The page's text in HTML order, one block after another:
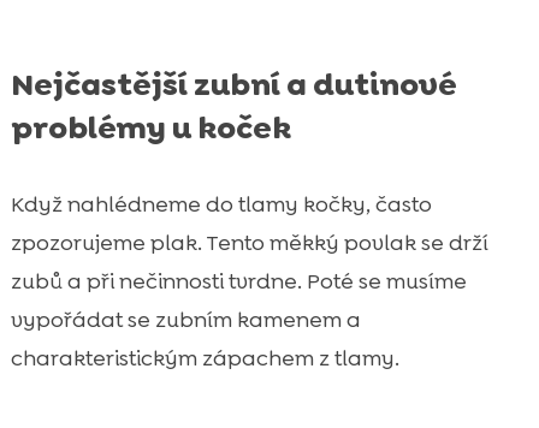
Nejčastější zubní a dutinové
problémy u koček
Když nahlédneme do tlamy kočky, často
zpozorujeme plak. Tento měkký povlak se drží
zubů a při nečinnosti tvrdne. Poté se musíme
vypořádat se zubním kamenem a
charakteristickým zápachem z tlamy.